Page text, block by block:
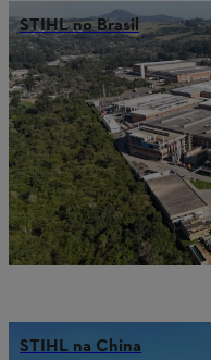
STIHL no Brasil
STIHL na China